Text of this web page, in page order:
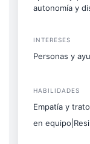
autonomía y
INTERESES
Personas y
HABILIDADES
Empatía y
en